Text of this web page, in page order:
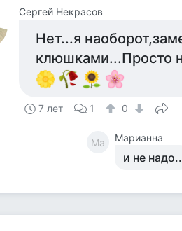
Сергей Некрасов
Нет...я
клюшками...Просто
7 лет 1 0
Ма Марианна
и не надо..